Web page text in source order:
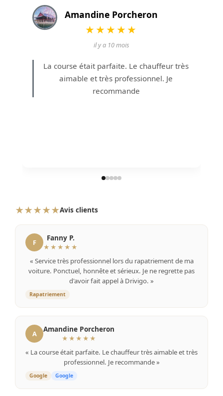
Amandine Porcheron
★★★★★
il y a 10 mois
La course était parfaite. Le chauffeur très
aimable et très professionnel. Je
recommande
★★★★★Avis clients
F Fanny P.
★★★★★
« Service très professionnel lors du rapatriement de ma
voiture. Ponctuel, honnête et sérieux. Je ne regrette pas
d'avoir fait appel à Drivigo. »
Rapatriement
A Amandine Porcheron
★★★★★
« La course était parfaite. Le chauffeur très aimable et très
professionnel. Je recommande »
Google Google